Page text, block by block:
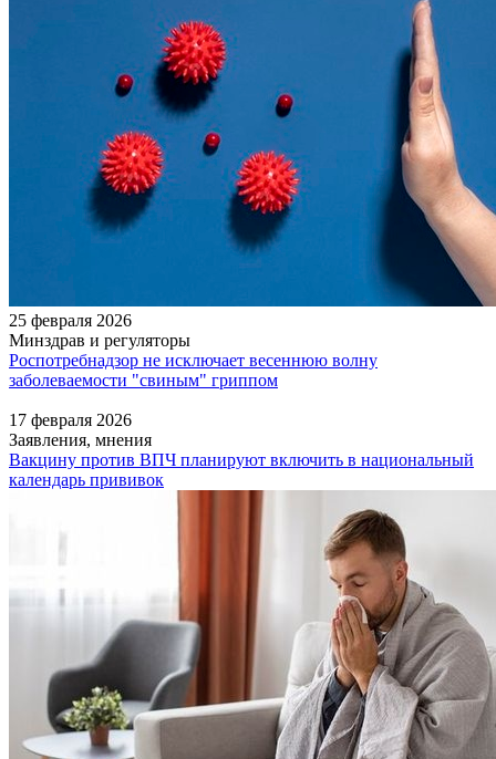
25 февраля 2026
Минздрав и регуляторы
Роспотребнадзор не исключает весеннюю волну
заболеваемости "свиным" гриппом
17 февраля 2026
Заявления, мнения
Вакцину против ВПЧ планируют включить в национальный
календарь прививок